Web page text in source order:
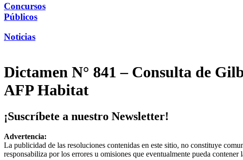
Concursos
Públicos
Noticias
Dictamen N° 841 – Consulta de
AFP Habitat
¡Suscríbete a nuestro Newsletter!
Advertencia:
La publicidad de las resoluciones contenidas en este sitio, no constituye
responsabiliza por los errores u omisiones que eventualmente pueda